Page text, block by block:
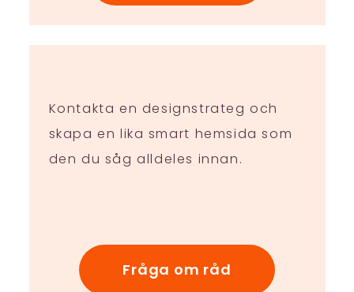
Kontakta en designstrateg och
skapa en lika smart hemsida som
den du såg alldeles innan.
Fråga om råd